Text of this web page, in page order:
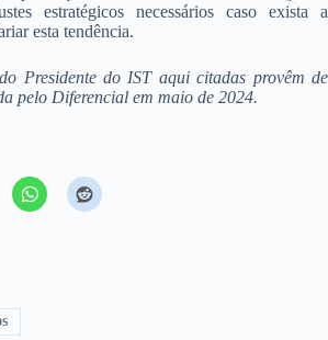
estratégicos necessários caso exista a
esta tendência.
Presidente do IST aqui citadas provêm de
pelo Diferencial em maio de 2024.